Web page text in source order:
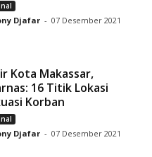
Djafar - 07 Desember 2021
Kota Makassar,
16 Titik Lokasi
Korban
Djafar - 07 Desember 2021